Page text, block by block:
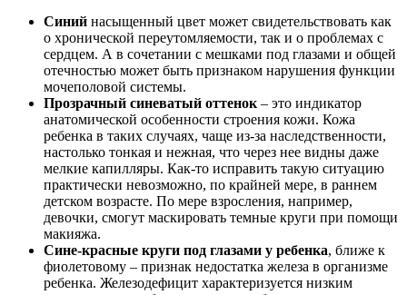
Синий насыщенный цвет может свидетельствовать как
о хронической переутомляемости, так и о проблемах с
сердцем. А в сочетании с мешками под глазами и общей
отечностью может быть признаком нарушения функции
мочеполовой системы.
Прозрачный синеватый оттенок– это индикатор
анатомической особенности строения кожи. Кожа
ребенка в таких случаях, чаще из-за наследственности,
настолько тонкая и нежная, что через нее видны даже
мелкие капилляры. Как-то исправить такую ситуацию
практически невозможно, по крайней мере, в раннем
детском возрасте. По мере взросления, например,
девочки, смогут маскировать темные круги при помощи
макияжа.
Сине-красные круги под глазами у ребенка, ближе к
фиолетовому – признак недостатка железа в организме
ребенка. Железодефицит характеризуется низким